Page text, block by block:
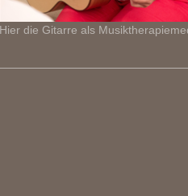
Hier die Gitarre als